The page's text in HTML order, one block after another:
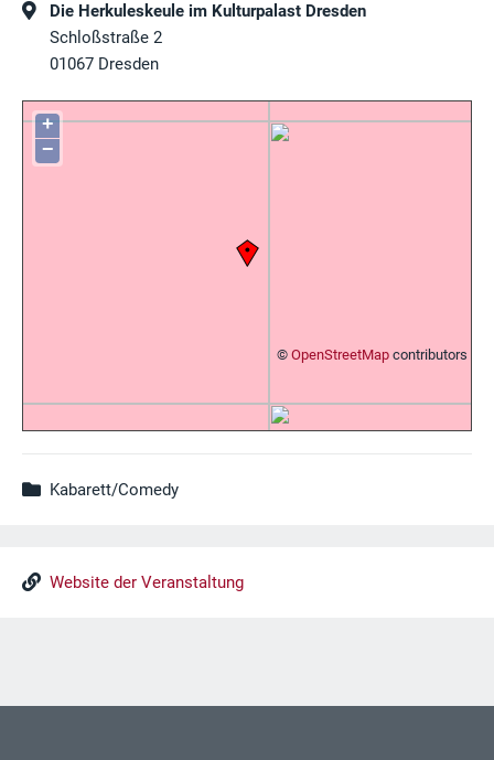
Die Herkuleskeule im Kulturpalast Dresden
Schloßstraße 2
01067 Dresden
+
−
© OpenStreetMap contributors
Kabarett/Comedy
Website der Veranstaltung